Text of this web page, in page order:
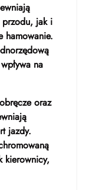
przodu, jak i
hamowanie.
na
oraz
jazdy.
kierownicy,